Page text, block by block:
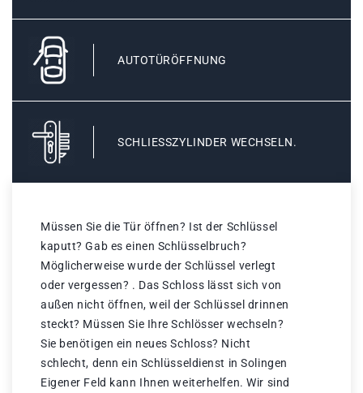
AUTOTÜRÖFFNUNG
SCHLIESSZYLINDER WECHSELN.
Müssen Sie die Tür öffnen? Ist der Schlüssel
kaputt? Gab es einen Schlüsselbruch?
Möglicherweise wurde der Schlüssel verlegt
oder vergessen? . Das Schloss lässt sich von
außen nicht öffnen, weil der Schlüssel drinnen
steckt? Müssen Sie Ihre Schlösser wechseln?
Sie benötigen ein neues Schloss? Nicht
schlecht, denn ein Schlüsseldienst in Solingen
Eigener Feld kann Ihnen weiterhelfen. Wir sind